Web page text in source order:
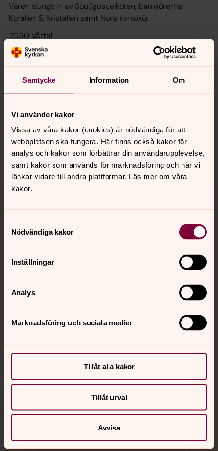
Samtycke Information Om
Vi använder kakor
Vissa av våra kakor (cookies) är nödvändiga för att
webbplatsen ska fungera. Här finns också kakor för
analys och kakor som förbättrar din användarupplevelse,
samt kakor som används för marknadsföring och när vi
länkar vidare till andra plattformar. Läs mer om våra
kakor.
Nödvändiga kakor
Inställningar
Analys
Marknadsföring och sociala medier
Tillåt alla kakor
Tillåt urval
Avvisa
Våren sjungs in av Soul/gospelkören, barnkörerna
Korallen & Kristallen samt Nora kyrkokör.
20.30 Vårtal
20.45 Brasan tänds
Varmt välkommen att fira in våren i kyrkan och vid
församlingshemmet!
Synpunkter eller frågor på sidans
innehåll?
nora.tarnsjo.forsamling@svenskakyrkan.se
Tillbaka till toppen
Tillbaka till innehållet
Kontakt
Sociala kanaler